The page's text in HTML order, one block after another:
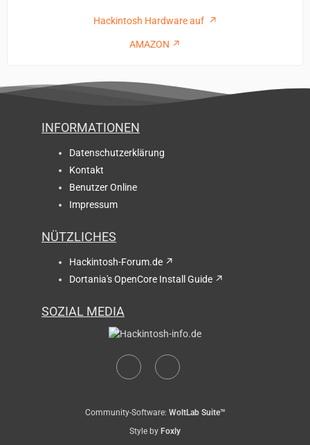
Hackintosh Hardware auf
AMAZON
INFORMATIONEN
Datenschutzerklärung
Kontakt
Benutzer Online
Impressum
NÜTZLICHES
Hackintosh-Forum.de
Dortania's OpenCore Install Guide
SOZIAL MEDIA
Community-Software: WoltLab Suite™
Style by Foxly